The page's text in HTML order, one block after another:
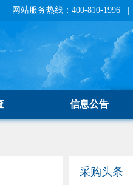
网站服务热线：400-810-1996
信息公告
采购头条